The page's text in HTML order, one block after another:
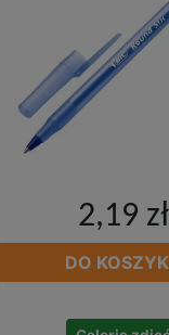
2,19 zł
DO